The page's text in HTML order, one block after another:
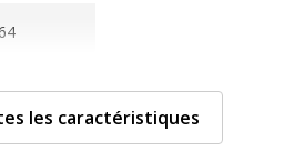
64
les caractéristiques